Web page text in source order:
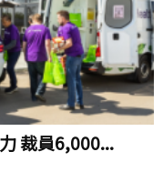
裁員6,000...